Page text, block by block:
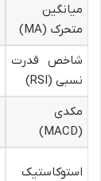
میانگین
متحرک (MA)
شاخص قدرت
نسبی (RSI)
مکدی
(MACD)
استوکاستیک